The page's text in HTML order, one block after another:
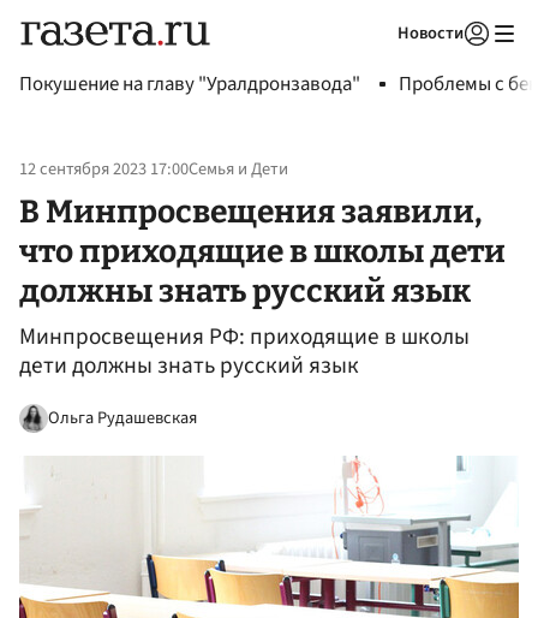
Новости
Покушение на главу "Уралдронзавода" Проблемы с
12 сентября 2023 17:00Семья и Дети
В Минпросвещения заявили,
что приходящие в школы дети
должны знать русский язык
Минпросвещения РФ: приходящие в школы
дети должны знать русский язык
Ольга Рудашевская